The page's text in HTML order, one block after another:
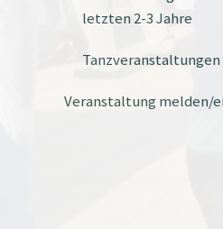
letzten 2-3 Jahre
Veranstaltung melden/